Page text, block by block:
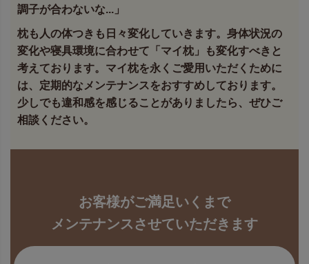
調子が合わないな...」
枕も人の体つきも日々変化していきます。身体状況の
変化や寝具環境に合わせて「マイ枕」も変化すべきと
考えております。マイ枕を永くご愛用いただくために
は、定期的なメンテナンスをおすすめしております。
少しでも違和感を感じることがありましたら、ぜひご
相談ください。
お客様がご満足いくまで
メンテナンスさせていただきます